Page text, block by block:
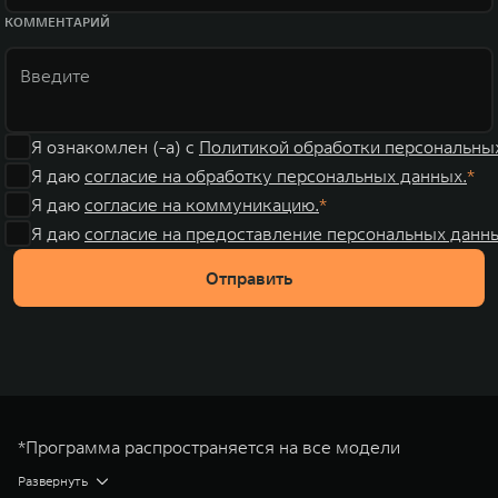
КОММЕНТАРИЙ
Я ознакомлен (-а) с Политикой обработки
Я даю согласие на обработку персональных данных.
Я даю согласие на коммуникацию.
Я даю согласие на предоставление персональных
Отправить
*Программа распространяется на все модели
автомобилей TANK во всех доступных комплектациях.
Развернуть